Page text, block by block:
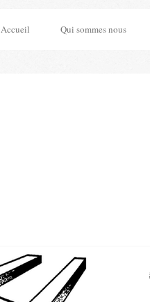
Accueil Qui sommes nous